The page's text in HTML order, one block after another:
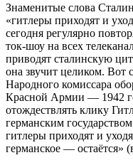
Знаменитые слова
«гитлеры приходят и
сегодня регулярно
ток-шоу на всех
приводят сталинскую
она звучит целиком. Вот
Народного комиссара
Красной Армии — 1942
отождествлять клику
германским
гитлеры приходят и
германское —